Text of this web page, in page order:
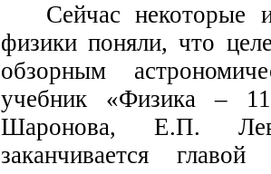
Сейчас некоторые
физики поняли, что
обзорным
учебник «Физика –
Шаронова, Е.П.
заканчивается